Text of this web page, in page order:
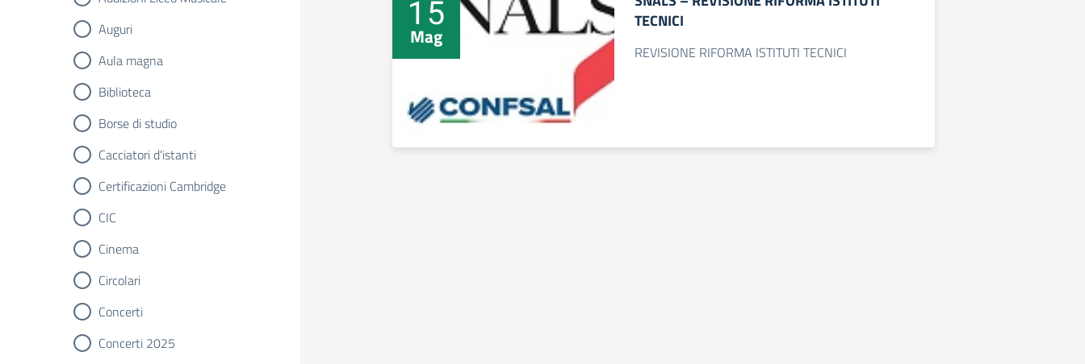
Auguri
Aula magna
Biblioteca
Borse di studio
Cacciatori d'istanti
Certificazioni Cambridge
CIC
Cinema
Circolari
Concerti
Concerti 2025
15
Mag
TECNICI
REVISIONE RIFORMA ISTITUTI TECNICI